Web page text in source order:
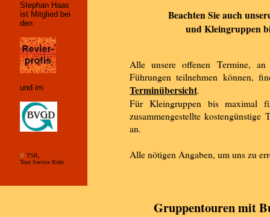
Stephan Haas
ist Mitglied bei
den
und im
© TSR,
Tour Service Ruhr
Beachten Sie auch
und Kleingruppen
Alle unsere offenen Termine,
Führungen teilnehmen können,
Terminübersicht.
Für Kleingruppen bis maximal
zusammengestellte
an.
Alle nötigen Angaben, um uns zu
Gruppentouren mit